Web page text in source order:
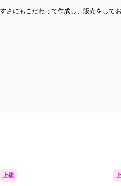
さにもこだわって作成し、販売をして
and as a bassist myself, I also pay
上級